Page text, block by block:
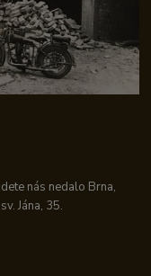
nás nedalo Brna,
Jána, 35.